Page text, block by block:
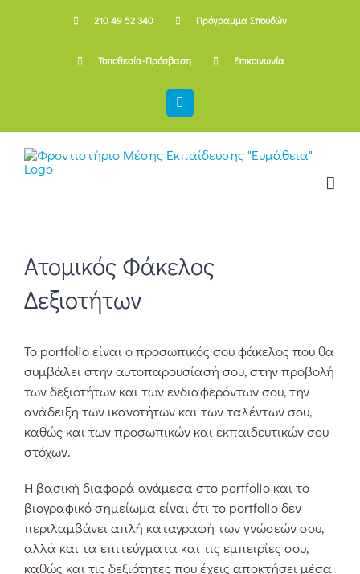
210 49 52 340 Πρόγραμμα Σπουδών
Τοποθεσία-Πρόσβαση Επικοινωνία
Ατομικός Φάκελος
Δεξιοτήτων
Το portfolio είναι ο προσωπικός σου φάκελος που θα
συμβάλει στην αυτοπαρουσίασή σου, στην προβολή
των δεξιοτήτων και των ενδιαφερόντων σου, την
ανάδειξη των ικανοτήτων και των ταλέντων σου,
καθώς και των προσωπικών και εκπαιδευτικών σου
στόχων.
Η βασική διαφορά ανάμεσα στο portfolio και το
βιογραφικό σημείωμα είναι ότι το portfolio δεν
περιλαμβάνει απλή καταγραφή των γνώσεών σου,
αλλά και τα επιτεύγματα και τις εμπειρίες σου,
καθώς και τις δεξιότητες που έχεις αποκτήσει μέσα